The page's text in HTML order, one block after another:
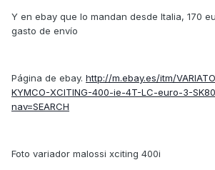
Y en ebay que lo mandan desde Italia, 170
gasto de envío
Página de ebay. http://m.ebay.es/itm/
KYMCO-XCITING-400-ie-4T-LC-euro-3-
nav=SEARCH
Foto variador malossi xciting 400i